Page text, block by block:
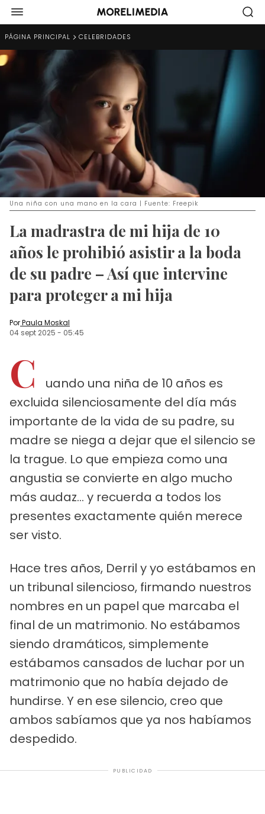
PÁGINA PRINCIPAL CELEBRIDADES
Una niña con una mano en la cara | Fuente: Freepik
La madrastra de mi hija de 10
años le prohibió asistir a la boda
de su padre – Así que intervine
para proteger a mi hija
PorPaula Moskal
04 sept 2025 - 05:45
C
uando una niña de 10 años es
excluida silenciosamente del día más
importante de la vida de su padre, su
madre se niega a dejar que el silencio se
la trague. Lo que empieza como una
angustia se convierte en algo mucho
más audaz... y recuerda a todos los
presentes exactamente quién merece
ser visto.
Hace tres años, Derril y yo estábamos en
un tribunal silencioso, firmando nuestros
nombres en un papel que marcaba el
final de un matrimonio. No estábamos
siendo dramáticos, simplemente
estábamos cansados de luchar por un
matrimonio que no había dejado de
hundirse. Y en ese silencio, creo que
ambos sabíamos que ya nos habíamos
despedido.
PUBLICIDAD